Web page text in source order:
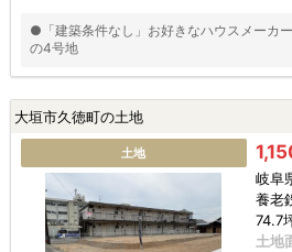
●「建築条件なし」お好きなハウスメーカ
の4号地
大垣市久徳町の土地
土地
岐阜
養老
74.7
土地